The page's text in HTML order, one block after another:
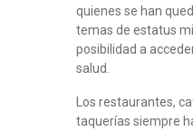
quienes se han
temas de estatus
posibilidad a
salud.
Los restaurantes,
taquerías siempre